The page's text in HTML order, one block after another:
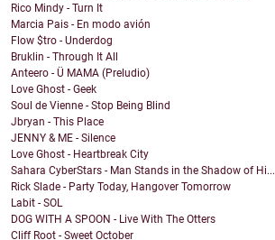
Rico Mindy - Turn It
Marcia Pais - En modo avión
Flow $tro - Underdog
Bruklin - Through It All
Anteero - Ü MAMA (Preludio)
Love Ghost - Geek
Soul de Vienne - Stop Being Blind
Jbryan - This Place
JENNY & ME - Silence
Love Ghost - Heartbreak City
Sahara CyberStars - Man Stands in the Shadow of Hi...
Rick Slade - Party Today, Hangover Tomorrow
Labit - SOL
DOG WITH A SPOON - Live With The Otters
Cliff Root - Sweet October